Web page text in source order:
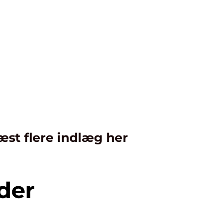
flere indlæg her